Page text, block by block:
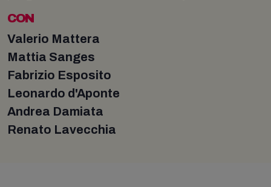
CON
Valerio Mattera
Mattia Sanges
Fabrizio Esposito
Leonardo d'Aponte
Andrea Damiata
Renato Lavecchia